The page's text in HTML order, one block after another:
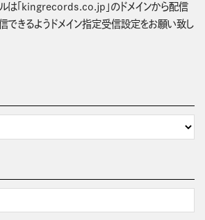
は「kingrecords.co.jp」のドメインから配信
できるようドメイン指定受信設定をお願い致し